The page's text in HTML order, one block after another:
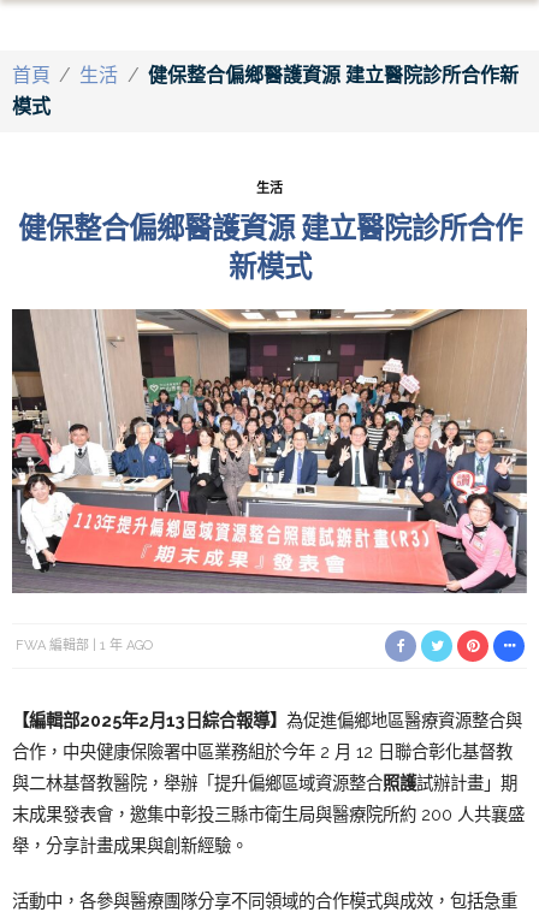
首頁 / 生活 / 健保整合偏鄉醫護資源 建立醫院診所合作新
模式
生活
健保整合偏鄉醫護資源 建立醫院診所合作
新模式
FWA 編輯部 1 年 AGO
【編輯部2025年2月13日綜合報導】 為促進偏鄉地區醫療資源整合與
合作，中央健康保險署中區業務組於今年 2 月 12 日聯合彰化基督教
與二林基督教醫院，舉辦「提升偏鄉區域資源整合照護試辦計畫」期
末成果發表會，邀集中彰投三縣市衛生局與醫療院所約 200 人共襄盛
舉，分享計畫成果與創新經驗。
活動中，各參與醫療團隊分享不同領域的合作模式與成效，包括急重